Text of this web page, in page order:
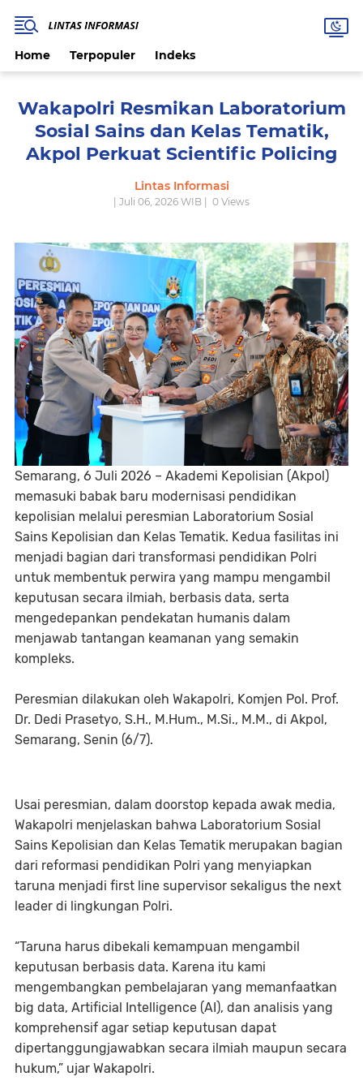
Home Terpopuler Indeks
Wakapolri Resmikan Laboratorium
Sosial Sains dan Kelas Tematik,
Akpol Perkuat Scientific Policing
Lintas Informasi
| Juli 06, 2026 WIB | 0 Views
Semarang, 6 Juli 2026 – Akademi Kepolisian (Akpol)
memasuki babak baru modernisasi pendidikan
kepolisian melalui peresmian Laboratorium Sosial
Sains Kepolisian dan Kelas Tematik. Kedua fasilitas ini
menjadi bagian dari transformasi pendidikan Polri
untuk membentuk perwira yang mampu mengambil
keputusan secara ilmiah, berbasis data, serta
mengedepankan pendekatan humanis dalam
menjawab tantangan keamanan yang semakin
kompleks.
Peresmian dilakukan oleh Wakapolri, Komjen Pol. Prof.
Dr. Dedi Prasetyo, S.H., M.Hum., M.Si., M.M., di Akpol,
Semarang, Senin (6/7).
Usai peresmian, dalam doorstop kepada awak media,
Wakapolri menjelaskan bahwa Laboratorium Sosial
Sains Kepolisian dan Kelas Tematik merupakan bagian
dari reformasi pendidikan Polri yang menyiapkan
taruna menjadi first line supervisor sekaligus the next
leader di lingkungan Polri.
“Taruna harus dibekali kemampuan mengambil
keputusan berbasis data. Karena itu kami
mengembangkan pembelajaran yang memanfaatkan
big data, Artificial Intelligence (AI), dan analisis yang
komprehensif agar setiap keputusan dapat
dipertanggungjawabkan secara ilmiah maupun secara
hukum,” ujar Wakapolri.